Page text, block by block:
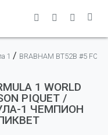
1 / BRABHAM BT52B #5
1 WORLD
PIQUET /
1 ЧЕМПИОН